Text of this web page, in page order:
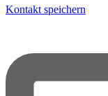
Kontakt speichern